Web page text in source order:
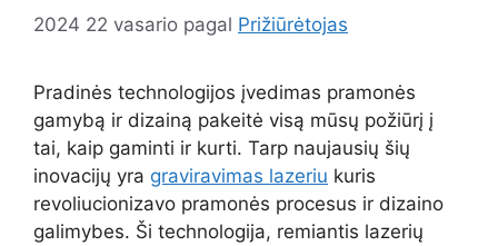
2024 22 vasario pagal Prižiūrėtojas
Pradinės technologijos įvedimas pramonės
gamybą ir dizainą pakeitė visą mūsų požiūrį į
tai, kaip gaminti ir kurti. Tarp naujausių šių
inovacijų yra graviravimas lazeriu kuris
revoliucionizavo pramonės procesus ir dizaino
galimybes. Ši technologija, remiantis lazerių